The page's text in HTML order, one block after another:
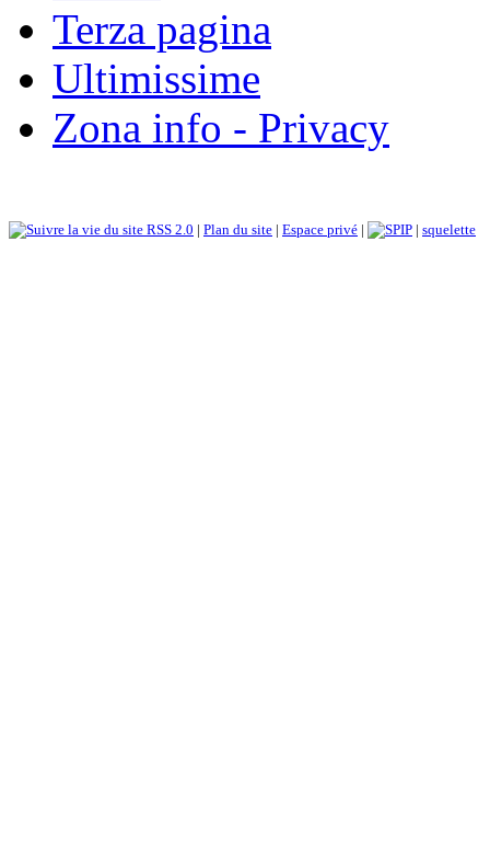
Terza pagina
Ultimissime
Zona info - Privacy
RSS 2.0 | Plan du site | Espace privé | | squelette